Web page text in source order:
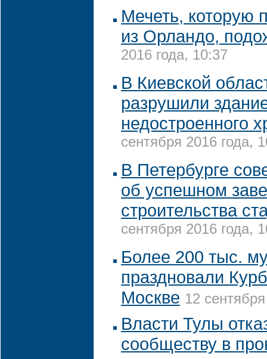
Мечеть, которую
из Орландо,
2016 года, 10:37
В Киевской
разрушили
недостроенного
сентября 2016 года,
В Петербурге
об успешном
строительства
сентября 2016 года,
Более 200 тыс.
праздновали
Москве 12
Власти Тулы
сообществу в